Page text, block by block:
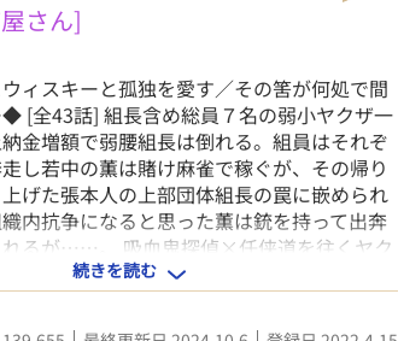
さん]
ィスキーと孤独を愛す／その筈が何処で間
[全43話] 組長含め総員７名の弱小ヤクザ一
金増額で弱腰組長は倒れる。組員はそれぞ
し若中の薫は賭け麻雀で稼ぐが、その帰り
げた張本人の上部団体組長の罠に嵌められ
内抗争になると思った薫は銃を持って出奔
れるが……。 吸血鬼探偵×任侠道を往くヤク
張り合い、デレたら負け！？ ▼▼▼ 【BL特
リーに支障なく回避可能です】 【ノベルア
ブンゲイにＲ無指定版／エブリスタにR15版
続きを読む